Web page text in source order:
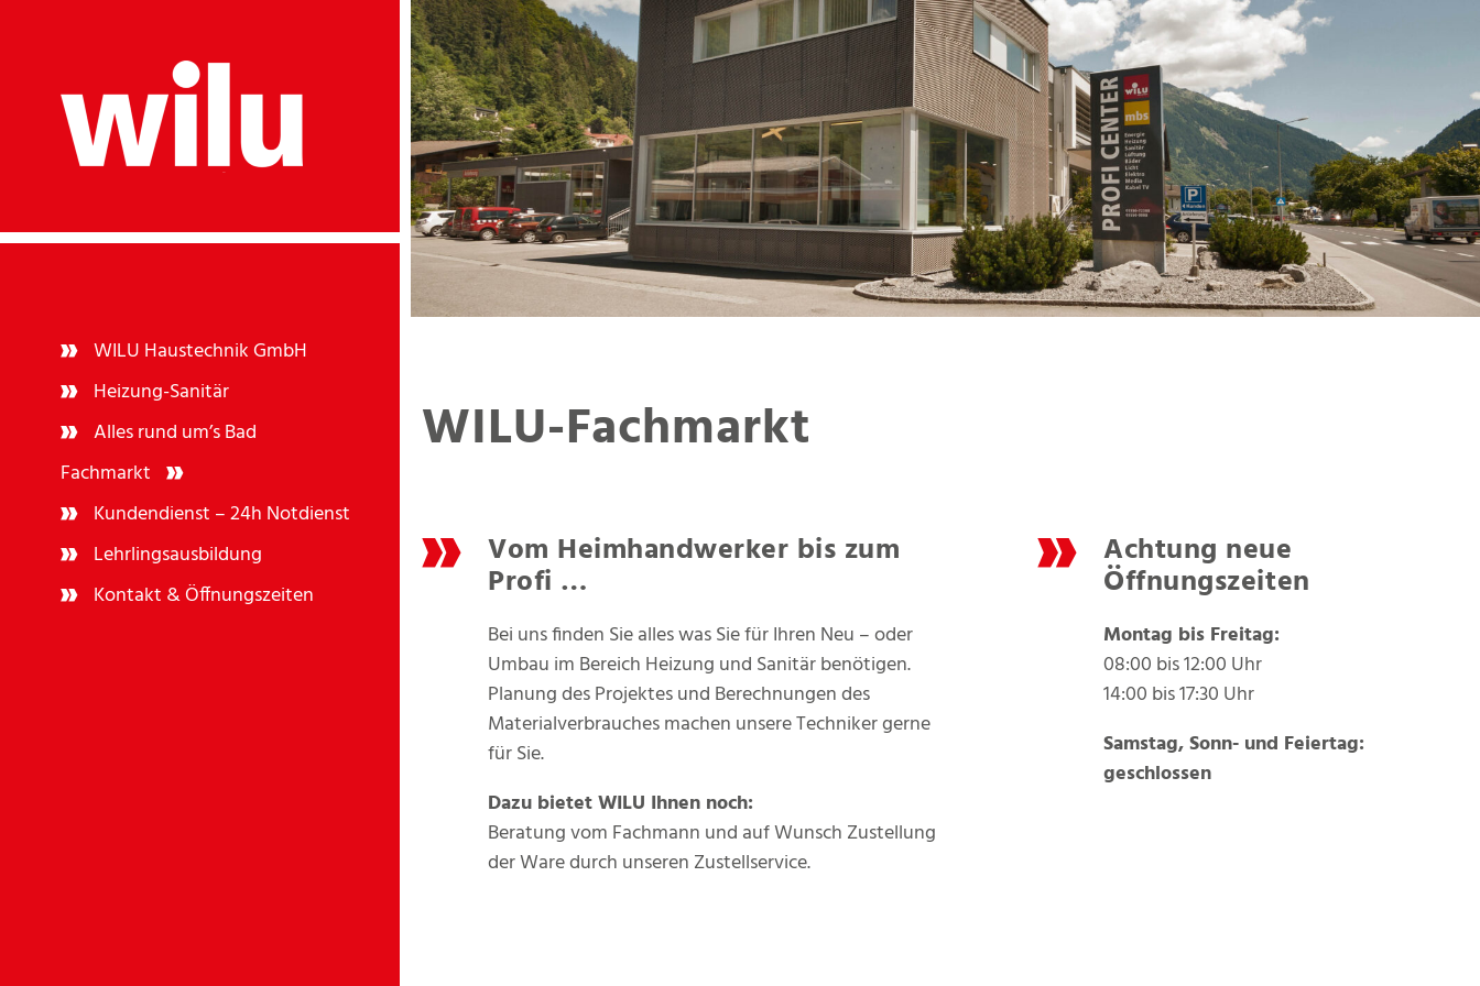
WILU Haustechnik GmbH
Heizung-Sanitär
Alles rund um’s Bad
Fachmarkt
Kundendienst – 24h Notdienst
Lehrlingsausbildung
Kontakt & Öffnungszeiten
WILU-Fachmarkt
Vom Heimhandwerker bis zum
Profi …
Bei unsfinden Sie alleswas Sie für Ihren Neu – oder
Umbau im Bereich Heizung und Sanitär benötigen.
Planung des Projektes und Berechnungen des
Materialverbrauches machen unsere Techniker gerne
für Sie.
Dazu bietetWILU Ihnen noch:
Beratung vom Fachmann und auf Wunsch Zustellung
der Ware durch unseren Zustellservice.
Achtung neue
Öffnungszeiten
Montag bis Freitag:
08:00 bis 12:00 Uhr
14:00 bis 17:30 Uhr
Samstag, Sonn- und Feiertag:
geschlossen